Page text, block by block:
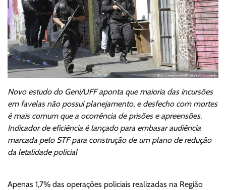
Novo estudo do Geni/UFF aponta que maioria das incursões
em favelas não possui planejamento, e desfecho com mortes
é mais comum que a ocorrência de prisões e apreensões.
Indicador de eficiência é lançado para embasar audiência
marcada pelo STF para construção de um plano de redução
da letalidade policial
Apenas 1,7% das operações policiais realizadas na Região